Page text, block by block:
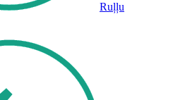
Ruļļu